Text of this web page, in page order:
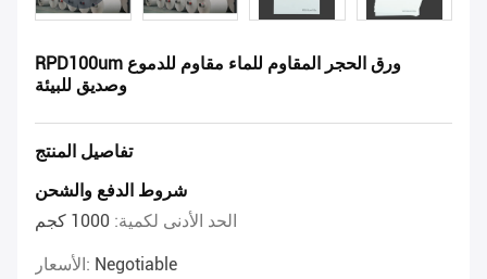
RPD100um ورق الحجر المقاوم للماء مقاوم للدموع
وصديق للبيئة
تفاصيل المنتج
شروط الدفع والشحن
الحد الأدنى لكمية: 1000 كجم
الأسعار: Negotiable